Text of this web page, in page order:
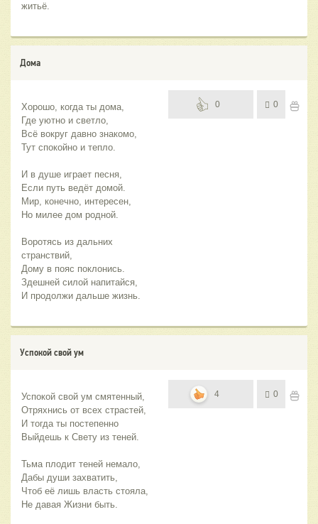
житьё.
Дома
Хорошо, когда ты дома,
Где уютно и светло,
Всё вокруг давно знакомо,
Тут спокойно и тепло.
И в душе играет песня,
Если путь ведёт домой.
Мир, конечно, интересен,
Но милее дом родной.
Воротясь из дальних
странствий,
Дому в пояс поклонись.
Здешней силой напитайся,
И продолжи дальше жизнь.
0 0
Успокой свой ум
Успокой свой ум смятенный,
Отряхнись от всех страстей,
И тогда ты постепенно
Выйдешь к Свету из теней.
Тьма плодит теней немало,
Дабы души захватить,
Чтоб её лишь власть стояла,
Не давая Жизни быть.
4 0